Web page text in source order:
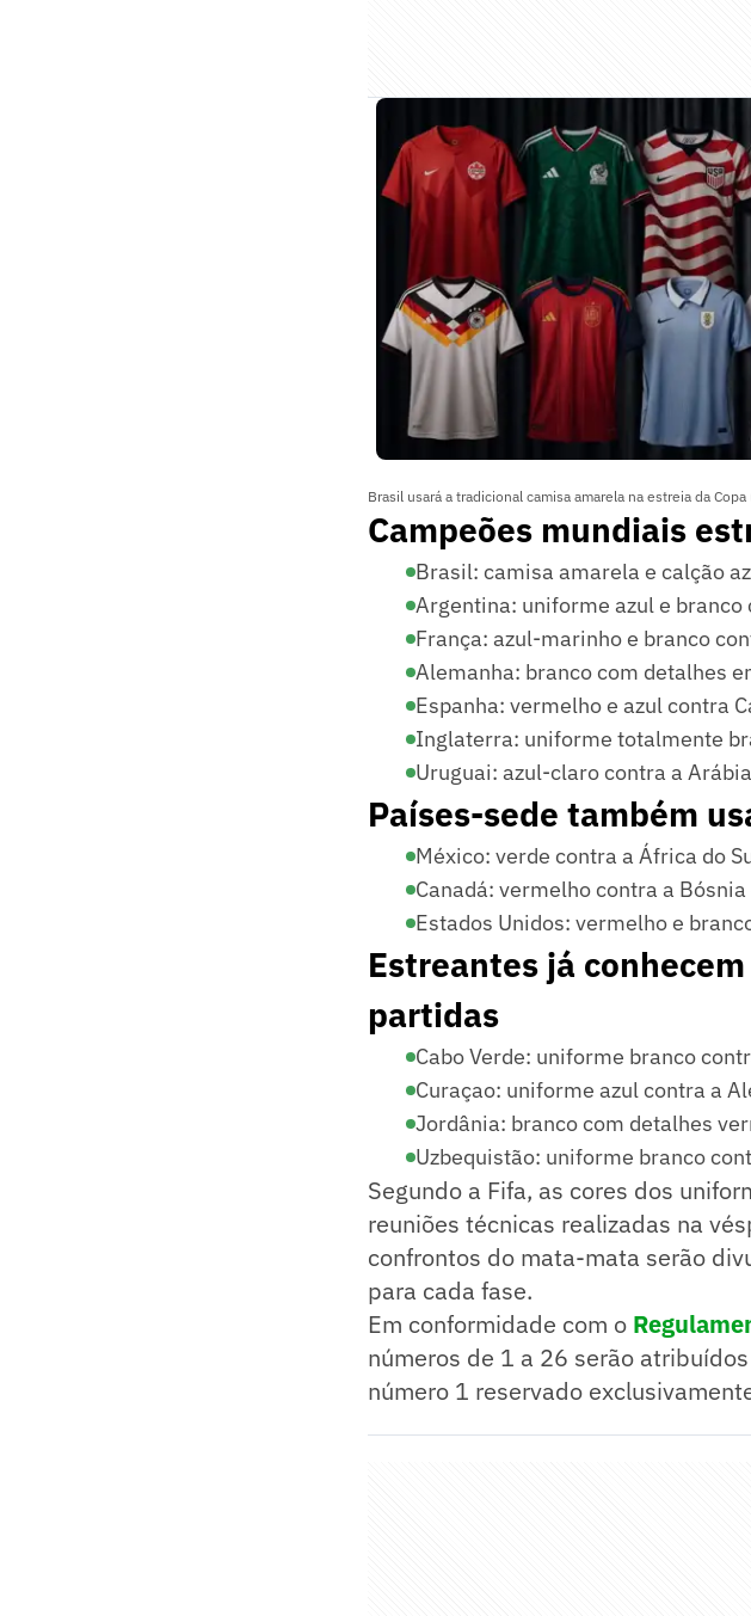
Brasil usará a tradicional camisa amarela na estreia da
Campeões mundiais
Brasil: camisa amarela e calção
Argentina: uniforme azul e branco
França: azul-marinho e branco
Alemanha: branco com detalhes
Espanha: vermelho e azul contra
Inglaterra: uniforme totalmente
Uruguai: azul-claro contra a
Países-sede também
México: verde contra a África do
Canadá: vermelho contra a
Estados Unidos: vermelho e
Estreantes já
partidas
Cabo Verde: uniforme branco
Curaçao: uniforme azul contra a
Jordânia: branco com detalhes
Uzbequistão: uniforme branco
Segundo a Fifa, as cores dos
reuniões técnicas realizadas na
confrontos do mata-mata serão
para cada fase.
Em conformidade com o
números de 1 a 26 serão
número 1 reservado